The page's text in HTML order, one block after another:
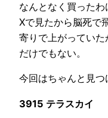
なんとなく買ったわ
Xで見たから脳死で
寄りで上がってい
だけでもない。
今回はちゃんと見つ
3915 テラスカイ